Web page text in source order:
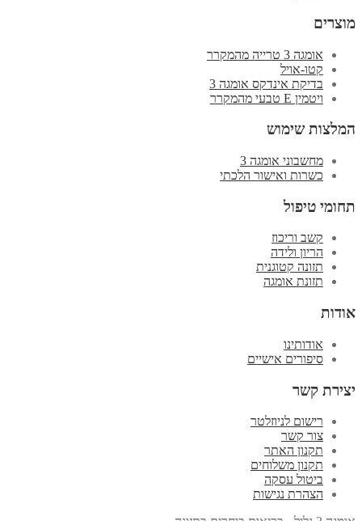
מוצרים
אומגה 3 טרייה מהמקרר
קטו-אויל
בדיקת אינדקס אומגה 3
ויטמין E טבעי מהמקרר
המלצות שימוש
מחשבוני אומגה 3
כשרות ואישור הלכתי
תחומי טיפול
קשב וריכוז
הריון ולידה
תזונה קטוגנית
תזונת אומגה
אודות
אודותינו
סיפורים אישיים
יצירת קשר
רישום לניוזלטר
צור קשר
תקנון האתר
תקנון משלוחים
ביטול עסקה
הצהרת נגישות